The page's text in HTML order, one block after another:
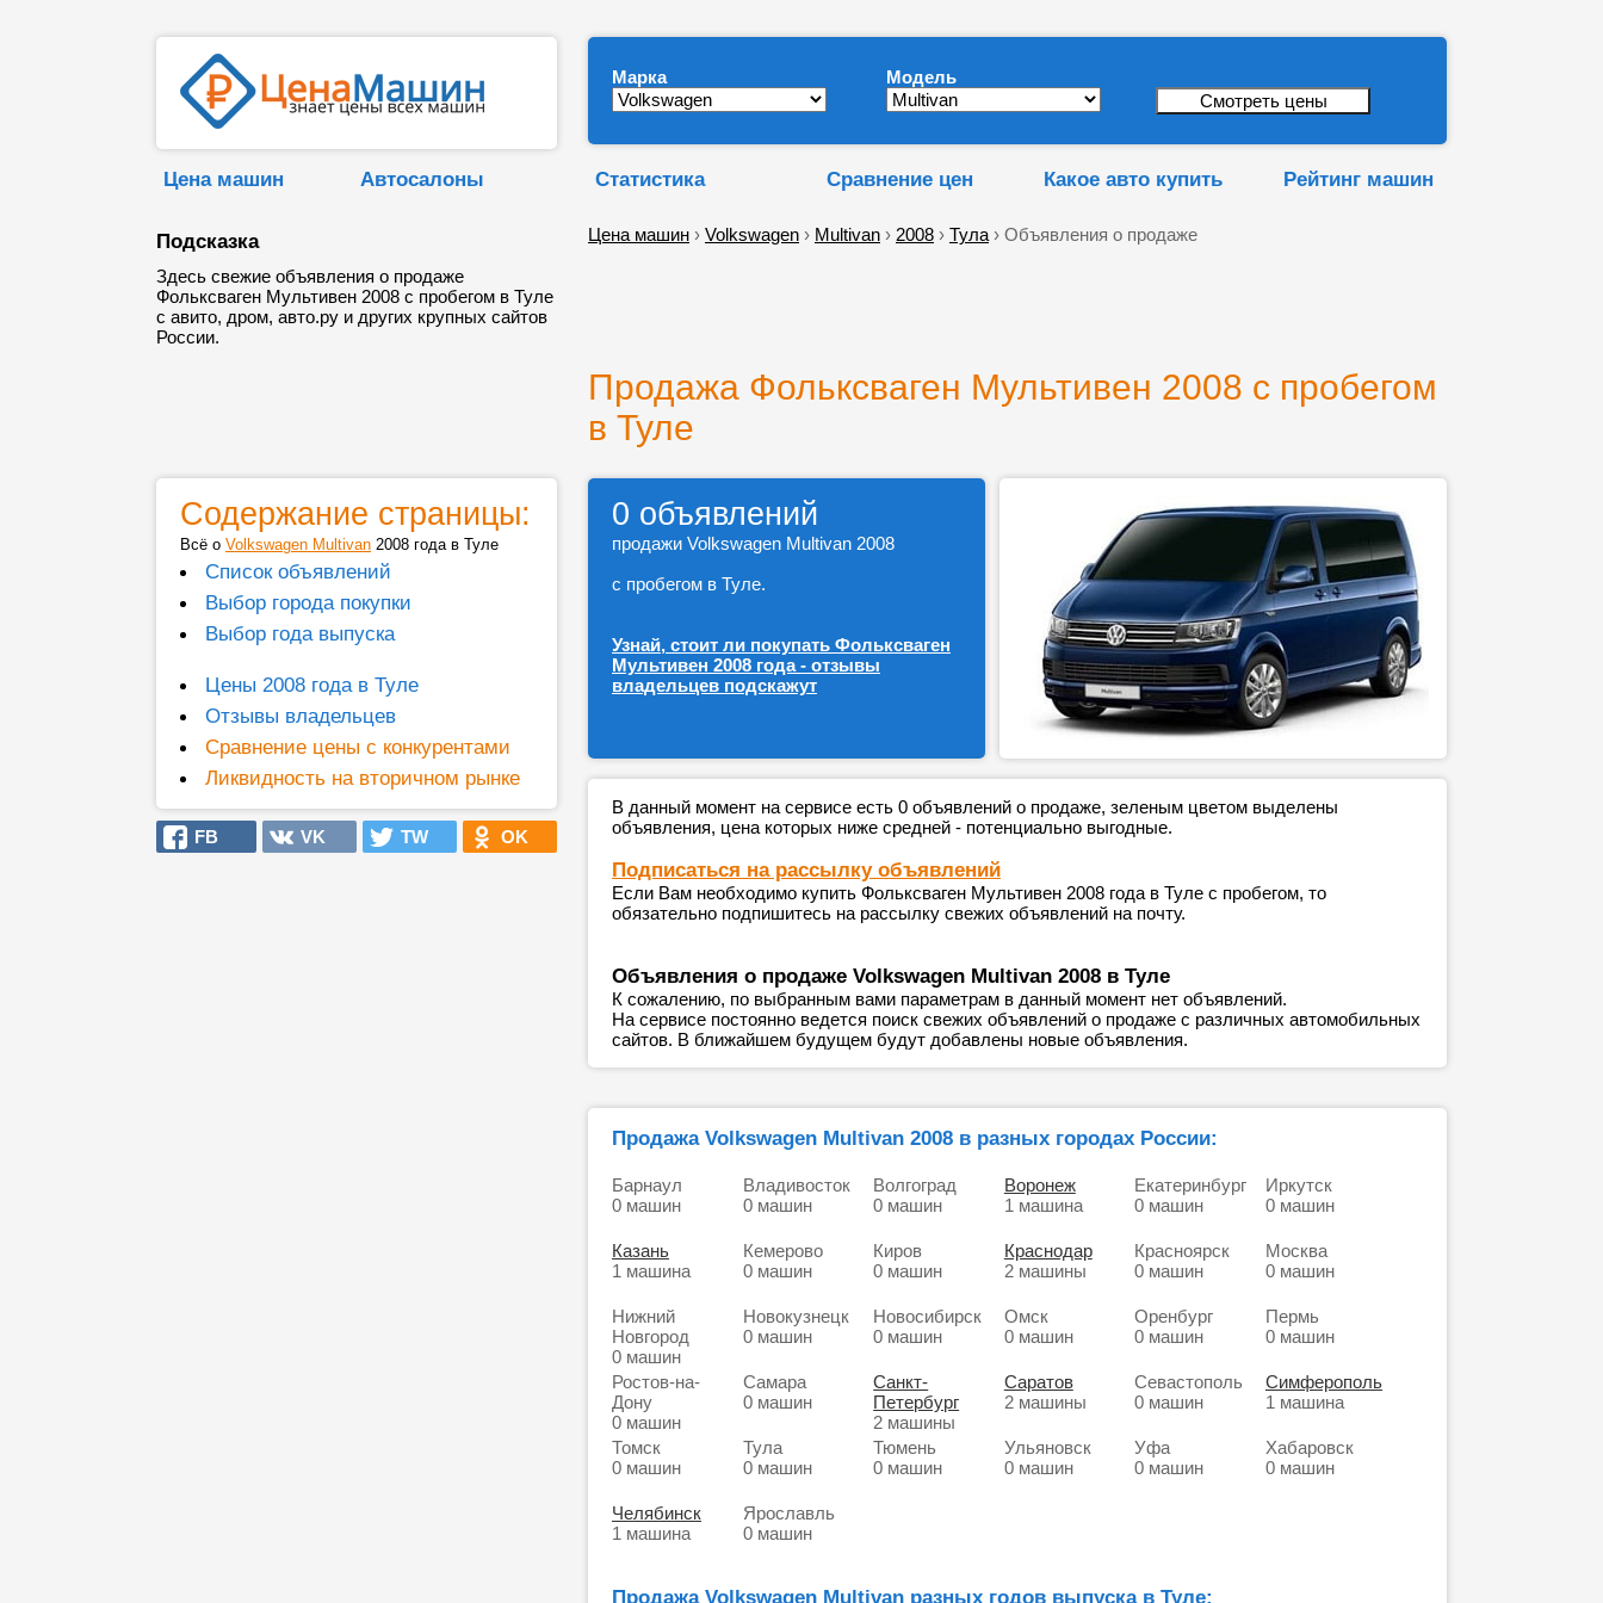
Марка Модель
Цена машин Автосалоны Статистика Сравнение цен Какое авто купить Рейтинг машин
Подсказка
Здесь свежие объявления о продаже
Фольксваген Мультивен 2008 с пробегом в Туле
с авито, дром, авто.ру и других крупных сайтов
России.
Цена машин › Volkswagen › Multivan › 2008 › Тула › Объявления о продаже
Продажа Фольксваген Мультивен 2008 с пробегом
в Туле
Содержание страницы:
Всё о Volkswagen Multivan 2008 года в Туле
Список объявлений
Выбор города покупки
Выбор года выпуска
Цены 2008 года в Туле
Отзывы владельцев
Сравнение цены с конкурентами
Ликвидность на вторичном рынке
FB VK TW OK
0 объявлений
продажи Volkswagen Multivan 2008
с пробегом в Туле.
Узнай, стоит ли покупать Фольксваген
Мультивен 2008 года - отзывы
владельцев подскажут
В данный момент на сервисе есть 0 объявлений о продаже, зеленым цветом выделены
объявления, цена которых ниже средней - потенциально выгодные.
Подписаться на рассылку объявлений
Если Вам необходимо купить Фольксваген Мультивен 2008 года в Туле с пробегом, то
обязательно подпишитесь на рассылку свежих объявлений на почту.
Объявления о продаже Volkswagen Multivan 2008 в Туле
К сожалению, по выбранным вами параметрам в данный момент нет объявлений.
На сервисе постоянно ведется поиск свежих объявлений о продаже с различных автомобильных
сайтов. В ближайшем будущем будут добавлены новые объявления.
Продажа Volkswagen Multivan 2008 в разных городах России:
Барнаул
0 машин
Владивосток
0 машин
Волгоград
0 машин
Воронеж
1 машина
Екатеринбург
0 машин
Иркутск
0 машин
Казань
1 машина
Кемерово
0 машин
Киров
0 машин
Краснодар
2 машины
Красноярск
0 машин
Москва
0 машин
Нижний
Новгород
0 машин
Новокузнецк
0 машин
Новосибирск
0 машин
Омск
0 машин
Оренбург
0 машин
Пермь
0 машин
Ростов-на-
Дону
0 машин
Самара
0 машин
Санкт-
Петербург
2 машины
Саратов
2 машины
Севастополь
0 машин
Симферополь
1 машина
Томск
0 машин
Тула
0 машин
Тюмень
0 машин
Ульяновск
0 машин
Уфа
0 машин
Хабаровск
0 машин
Челябинск
1 машина
Ярославль
0 машин
Продажа Volkswagen Multivan разных годов выпуска в Туле: